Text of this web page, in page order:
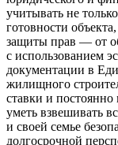
учитывать не
готовности
защиты прав — от
с использованием
документации в
жилищного
ставки и
уметь взвешивать
и своей семье
долгосрочной